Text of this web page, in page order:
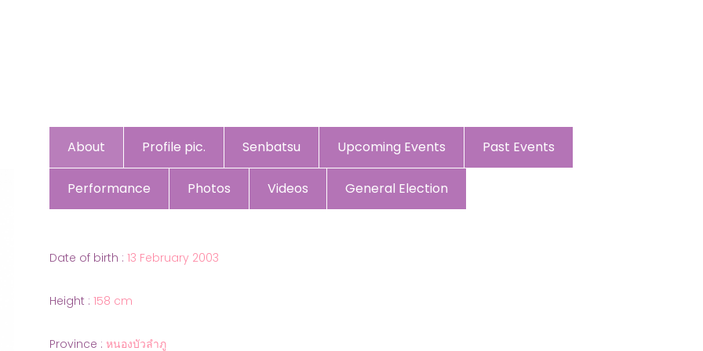
About Profile pic. Senbatsu Upcoming Events Past Events
Performance Photos Videos General Election
Date of birth : 13 February 2003
Height : 158 cm
Province : หนองบัวลำภู